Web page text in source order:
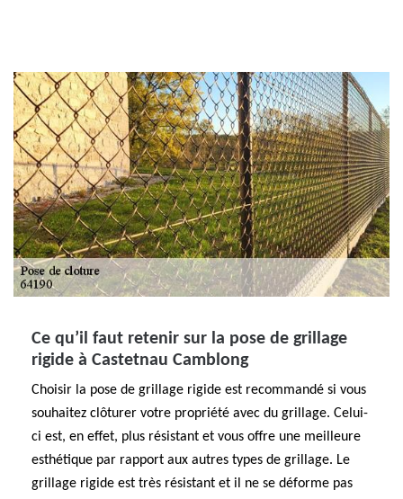
Ce qu’il faut retenir sur la pose de grillage
rigide à Castetnau Camblong
Choisir la pose de grillage rigide est recommandé si vous
souhaitez clôturer votre propriété avec du grillage. Celui-
ci est, en effet, plus résistant et vous offre une meilleure
esthétique par rapport aux autres types de grillage. Le
grillage rigide est très résistant et il ne se déforme pas